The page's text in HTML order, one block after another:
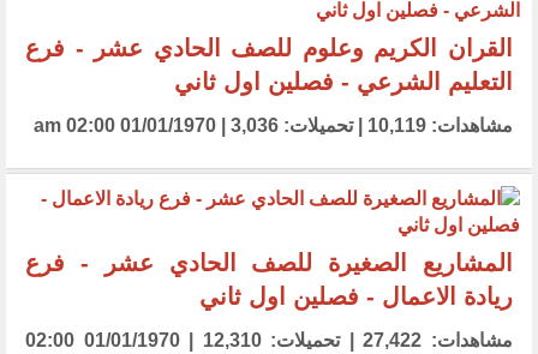
القران الكريم وعلوم للصف الحادي عشر - فرع
التعليم الشرعي - فصلين اول ثاني
مشاهدات: 10,119 | تحميلات: 3,036 | 01/01/1970 02:00 am
المشاريع الصغيرة للصف الحادي عشر - فرع
ريادة الاعمال - فصلين اول ثاني
مشاهدات: 27,422 | تحميلات: 12,310 | 01/01/1970 02:00